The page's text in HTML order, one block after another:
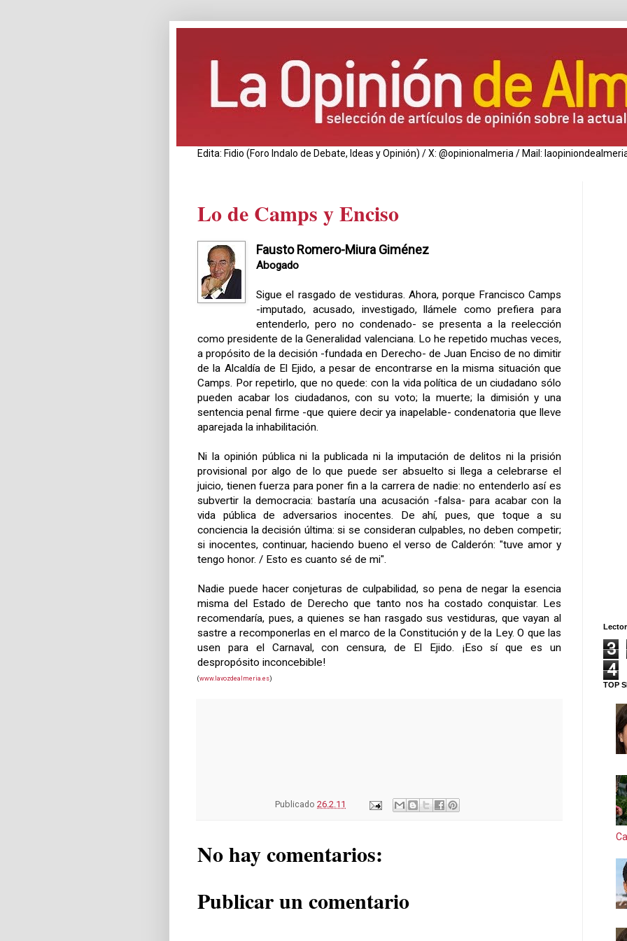
Edita: Fidio (Foro Indalo de Debate, Ideas y Opinión) / X: @opinionalmeria / Mail:
Lo de Camps y Enciso
Fausto Romero-Miura Giménez
Abogado
Sigue el rasgado de vestiduras. Ahora, porque Francisco Camps
-imputado, acusado, investigado, llámele como prefiera para
entenderlo, pero no condenado- se presenta a la reelección
como presidente de la Generalidad valenciana. Lo he repetido muchas veces,
a propósito de la decisión -fundada en Derecho- de Juan Enciso de no dimitir
de la Alcaldía de El Ejido, a pesar de encontrarse en la misma situación que
Camps. Por repetirlo, que no quede: con la vida política de un ciudadano sólo
pueden acabar los ciudadanos, con su voto; la muerte; la dimisión y una
sentencia penal firme -que quiere decir ya inapelable- condenatoria que lleve
aparejada la inhabilitación.
Ni la opinión pública ni la publicada ni la imputación de delitos ni la prisión
provisional por algo de lo que puede ser absuelto si llega a celebrarse el
juicio, tienen fuerza para poner fin a la carrera de nadie: no entenderlo así es
subvertir la democracia: bastaría una acusación -falsa- para acabar con la
vida pública de adversarios inocentes. De ahí, pues, que toque a su
conciencia la decisión última: si se consideran culpables, no deben competir;
si inocentes, continuar, haciendo bueno el verso de Calderón: "tuve amor y
tengo honor. / Esto es cuanto sé de mi".
Nadie puede hacer conjeturas de culpabilidad, so pena de negar la esencia
misma del Estado de Derecho que tanto nos ha costado conquistar. Les
recomendaría, pues, a quienes se han rasgado sus vestiduras, que vayan al
sastre a recomponerlas en el marco de la Constitución y de la Ley. O que las
usen para el Carnaval, con censura, de El Ejido. ¡Eso sí que es un
despropósito inconcebible!
(www.lavozdealmeria.es)
Publicado 26.2.11
No hay comentarios:
Publicar un comentario
3
4
TOP